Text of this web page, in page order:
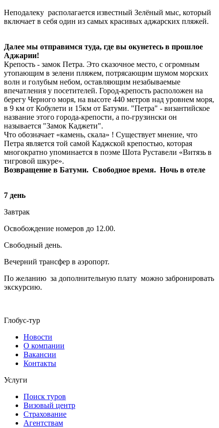
Неподалеку располагается известный Зелёный мыс, который
включает в себя один из самых красивых аджарских пляжей.
Далее мы отправимся туда, где вы окунетесь в прошлое
Аджарии!
Крепость - замок Петра. Это сказочное место, с огромным
утопающим в зелени пляжем, потрясающим шумом морских
волн и голубым небом, оставляющим незабываемые
впечатления у посетителей. Город-крепость расположен на
берегу Черного моря, на высоте 440 метров над уровнем моря,
в 9 км от Кобулети и 15км от Батуми. "Петра" - византийское
название этого города-крепости, а по-грузински он
называется "Замок Каджети".
Что обозначает «камень, скала» ! Существует мнение, что
Петра является той самой Каджской крепостью, которая
многократно упоминается в поэме Шота Руставели «Витязь в
тигровой шкуре».
Возвращение в Батуми. Свободное время. Ночь в отеле
7 день
Завтрак
Освобождение номеров до 12.00.
Свободный день.
Вечерний трансфер в аэропорт.
По желанию за дополнительную плату можно забронировать
экскурсию.
Глобус-тур
Новости
О компании
Вакансии
Контакты
Услуги
Поиск туров
Визовый центр
Страхование
Агентствам